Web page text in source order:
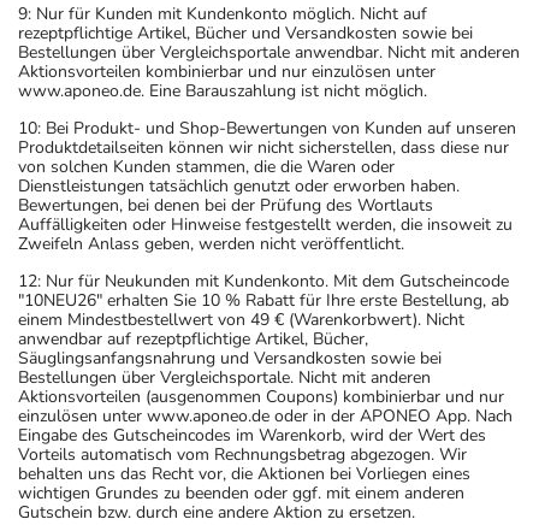
9: Nur für Kunden mit Kundenkonto möglich. Nicht auf
rezeptpflichtige Artikel, Bücher und Versandkosten sowie bei
Bestellungen über Vergleichsportale anwendbar. Nicht mit anderen
Aktionsvorteilen kombinierbar und nur einzulösen unter
www.aponeo.de. Eine Barauszahlung ist nicht möglich.
10: Bei Produkt- und Shop-Bewertungen von Kunden auf unseren
Produktdetailseiten können wir nicht sicherstellen, dass diese nur
von solchen Kunden stammen, die die Waren oder
Dienstleistungen tatsächlich genutzt oder erworben haben.
Bewertungen, bei denen bei der Prüfung des Wortlauts
Auffälligkeiten oder Hinweise festgestellt werden, die insoweit zu
Zweifeln Anlass geben, werden nicht veröffentlicht.
12: Nur für Neukunden mit Kundenkonto. Mit dem Gutscheincode
"10NEU26" erhalten Sie 10 % Rabatt für Ihre erste Bestellung, ab
einem Mindestbestellwert von 49 € (Warenkorbwert). Nicht
anwendbar auf rezeptpflichtige Artikel, Bücher,
Säuglingsanfangsnahrung und Versandkosten sowie bei
Bestellungen über Vergleichsportale. Nicht mit anderen
Aktionsvorteilen (ausgenommen Coupons) kombinierbar und nur
einzulösen unter www.aponeo.de oder in der APONEO App. Nach
Eingabe des Gutscheincodes im Warenkorb, wird der Wert des
Vorteils automatisch vom Rechnungsbetrag abgezogen. Wir
behalten uns das Recht vor, die Aktionen bei Vorliegen eines
wichtigen Grundes zu beenden oder ggf. mit einem anderen
Gutschein bzw. durch eine andere Aktion zu ersetzen.